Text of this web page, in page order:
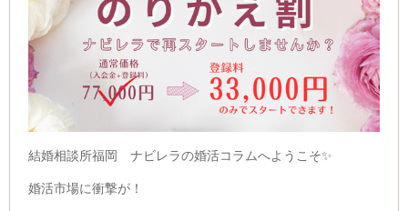
結婚相談所福岡 ナビレラの婚活コラムへようこそ✨
婚活市場に衝撃が！